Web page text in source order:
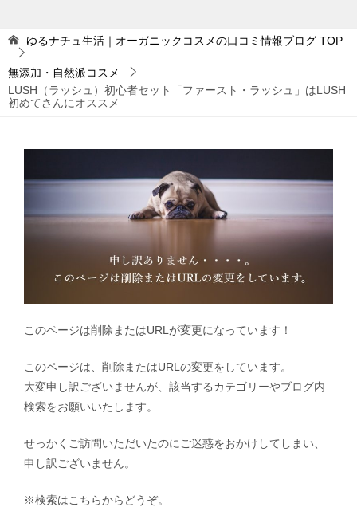
ゆるナチュ生活｜オーガニックコスメの口コミ情報ブログ TOP
無添加・自然派コスメ
LUSH（ラッシュ）初心者セット「ファースト・ラッシュ」はLUSH
初めてさんにオススメ
このページは削除またはURLが変更になっています！
このページは、削除またはURLの変更をしています。
大変申し訳ございませんが、該当するカテゴリーやブログ内
検索をお願いいたします。
せっかくご訪問いただいたのにご迷惑をおかけしてしまい、
申し訳ございません。
※検索はこちらからどうぞ。